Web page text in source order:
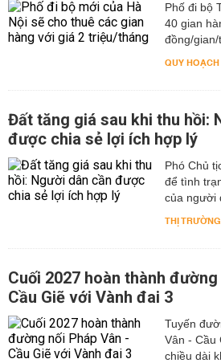
Phố đi bộ
40 gian
đồng/gian/
QUY HOẠCH
Đất tăng giá sau khi thu hồi:
được chia sẻ lợi ích hợp lý
Phó Chủ
để tình
của người
THỊ TRƯỜNG
Cuối 2027 hoàn thành
Cầu Giẽ với Vành đai 3
Tuyến
Vân - Cầu
chiều dài